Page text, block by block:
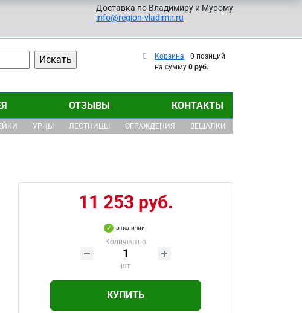
Доставка по Владимиру и Мурому
info@region-vladimir.ru
Корзина
0 позиций
на сумму 0 руб.
ОТЗЫВЫ КОНТАКТЫ
УРНЫ ЛЕСТНИЦЫ ОГРАЖДЕНИЯ ВЕШАЛКИ
11 253 руб.
в наличии
Количество
шт
КУПИТЬ